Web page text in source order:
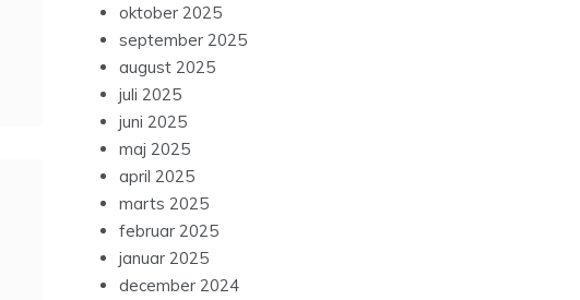
oktober 2025
september 2025
august 2025
juli 2025
juni 2025
maj 2025
april 2025
marts 2025
februar 2025
januar 2025
december 2024